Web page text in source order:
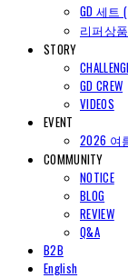
GD 세트
리퍼상
STORY
GD CREW
VIDEOS
EVENT
2026 여
COMMUNITY
NOTICE
BLOG
REVIEW
Q&A
B2B
English